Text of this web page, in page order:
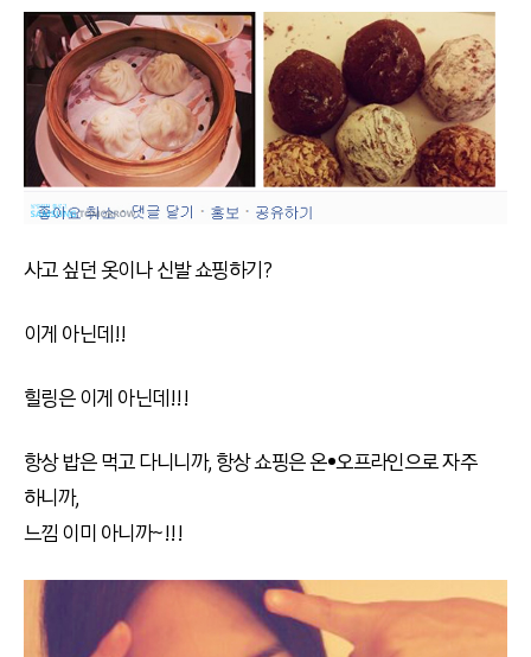
사고 싶던 옷이나 신발 쇼핑하기?
이게 아닌데!!
힐링은 이게 아닌데!!!
항상 밥은 먹고 다니니까, 항상 쇼핑은 온•오프라인으로 자주
하니까,
느낌 이미 아니까~!!!